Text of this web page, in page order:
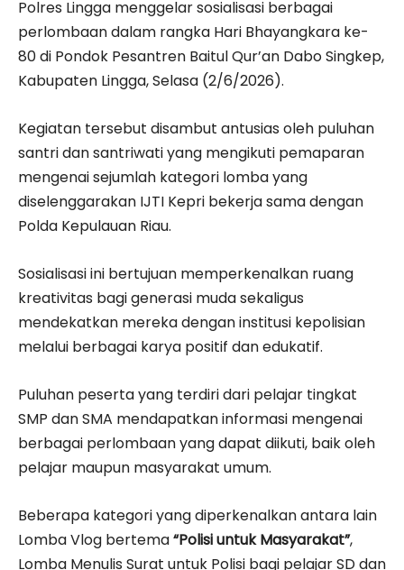
Polres Lingga menggelar sosialisasi berbagai
perlombaan dalam rangka Hari Bhayangkara ke-
80 di Pondok Pesantren Baitul Qur’an Dabo Singkep,
Kabupaten Lingga, Selasa (2/6/2026).
Kegiatan tersebut disambut antusias oleh puluhan
santri dan santriwati yang mengikuti pemaparan
mengenai sejumlah kategori lomba yang
diselenggarakan IJTI Kepri bekerja sama dengan
Polda Kepulauan Riau.
Sosialisasi ini bertujuan memperkenalkan ruang
kreativitas bagi generasi muda sekaligus
mendekatkan mereka dengan institusi kepolisian
melalui berbagai karya positif dan edukatif.
Puluhan peserta yang terdiri dari pelajar tingkat
SMP dan SMA mendapatkan informasi mengenai
berbagai perlombaan yang dapat diikuti, baik oleh
pelajar maupun masyarakat umum.
Beberapa kategori yang diperkenalkan antara lain
Lomba Vlog bertema“Polisi untuk Masyarakat”,
Lomba Menulis Surat untuk Polisi bagi pelajar SD dan